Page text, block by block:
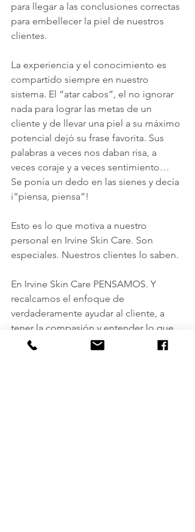
para llegar a las conclusiones correctas
para embellecer la piel de nuestros
clientes.
La experiencia y el conocimiento es
compartido siempre en nuestro
sistema. El “atar cabos”, el no ignorar
nada para lograr las metas de un
cliente y de llevar una piel a su máximo
potencial dejó su frase favorita. Sus
palabras a veces nos daban risa, a
veces coraje y a veces sentimiento…
Se ponía un dedo en las sienes y decía
i“piensa, piensa”!
Esto es lo que motiva a nuestro
personal en Irvine Skin Care. Son
especiales. Nuestros clientes lo saben.
En Irvine Skin Care PENSAMOS. Y
recalcamos el enfoque de
verdaderamente ayudar al cliente, a
tener la compasión y entender lo que
significa tener un reto en la piel,